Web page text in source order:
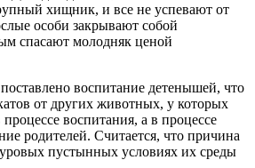
хищник, и все не успевают от
особи закрывают собой
спасают молодняк ценой
воспитание детенышей, что
от других животных, у которых
воспитания, а в процессе
родителей. Считается, что причина
пустынных условиях их среды